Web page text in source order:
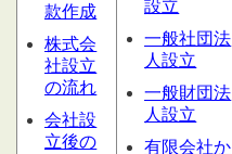
款作成
株式会
社設立
の流れ
会社設
立後の
設立
一般社団法
人設立
一般財団法
人設立
有限会社か